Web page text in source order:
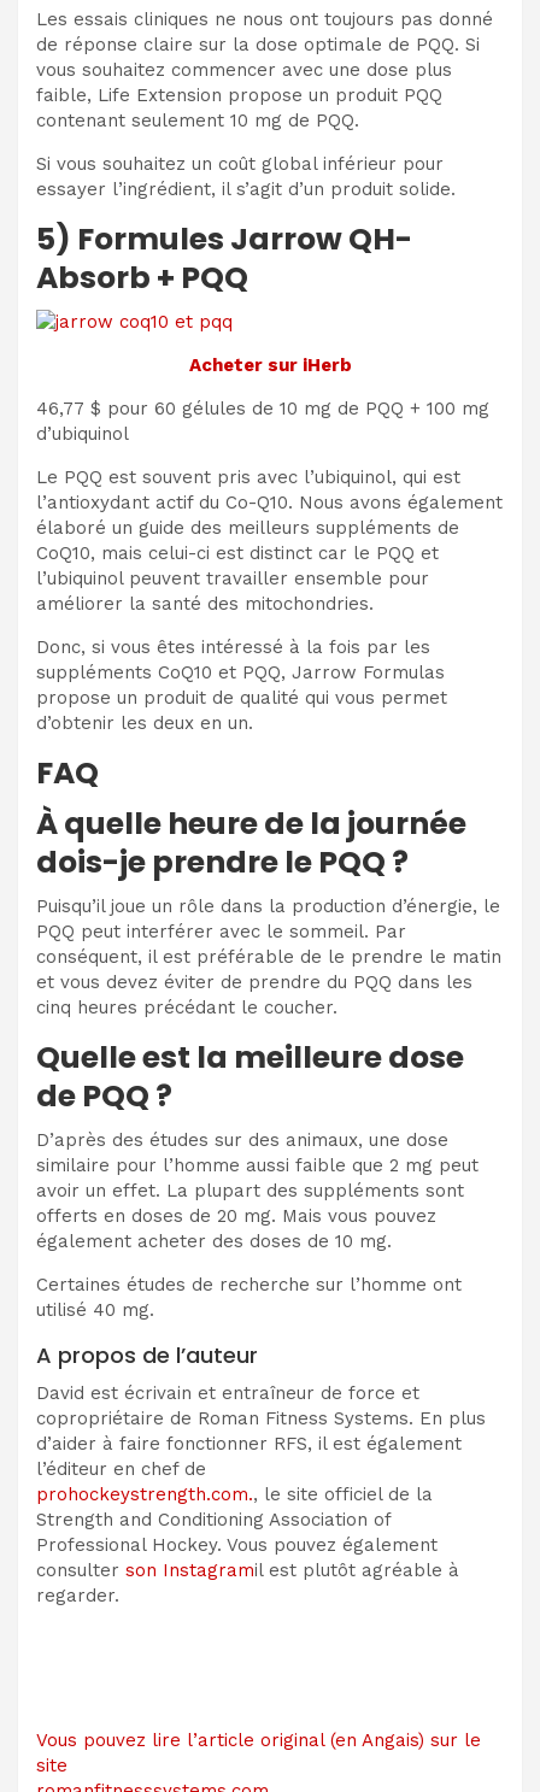
Les essais cliniques ne nous ont toujours pas donné
de réponse claire sur la dose optimale de PQQ. Si
vous souhaitez commencer avec une dose plus
faible, Life Extension propose un produit PQQ
contenant seulement 10 mg de PQQ.
Si vous souhaitez un coût global inférieur pour
essayer l’ingrédient, il s’agit d’un produit solide.
5) Formules Jarrow QH-
Absorb + PQQ
Acheter sur iHerb
46,77 $ pour 60 gélules de 10 mg de PQQ + 100 mg
d’ubiquinol
Le PQQ est souvent pris avec l’ubiquinol, qui est
l’antioxydant actif du Co-Q10. Nous avons également
élaboré un guide des meilleurs suppléments de
CoQ10, mais celui-ci est distinct car le PQQ et
l’ubiquinol peuvent travailler ensemble pour
améliorer la santé des mitochondries.
Donc, si vous êtes intéressé à la fois par les
suppléments CoQ10 et PQQ, Jarrow Formulas
propose un produit de qualité qui vous permet
d’obtenir les deux en un.
FAQ
À quelle heure de la journée
dois-je prendre le PQQ ?
Puisqu’il joue un rôle dans la production d’énergie, le
PQQ peut interférer avec le sommeil. Par
conséquent, il est préférable de le prendre le matin
et vous devez éviter de prendre du PQQ dans les
cinq heures précédant le coucher.
Quelle est la meilleure dose
de PQQ ?
D’après des études sur des animaux, une dose
similaire pour l’homme aussi faible que 2 mg peut
avoir un effet. La plupart des suppléments sont
offerts en doses de 20 mg. Mais vous pouvez
également acheter des doses de 10 mg.
Certaines études de recherche sur l’homme ont
utilisé 40 mg.
A propos de l’auteur
David est écrivain et entraîneur de force et
copropriétaire de Roman Fitness Systems. En plus
d’aider à faire fonctionner RFS, il est également
l’éditeur en chef de
prohockeystrength.com., le site officiel de la
Strength and Conditioning Association of
Professional Hockey. Vous pouvez également
consulter son Instagramil est plutôt agréable à
regarder.
Vous pouvez lire l’article original (en Angais) sur le
site